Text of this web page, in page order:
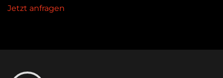
Jetzt anfragen